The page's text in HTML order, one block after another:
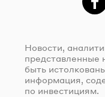
Новости,
представленные
быть
информация,
по инвестициям.